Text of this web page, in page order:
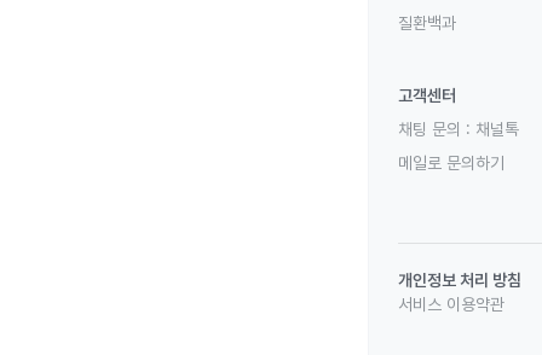
질환백과
고객센터
채팅 문의 : 채널톡
메일로 문의하기
개인정보 처리 방침
서비스 이용약관